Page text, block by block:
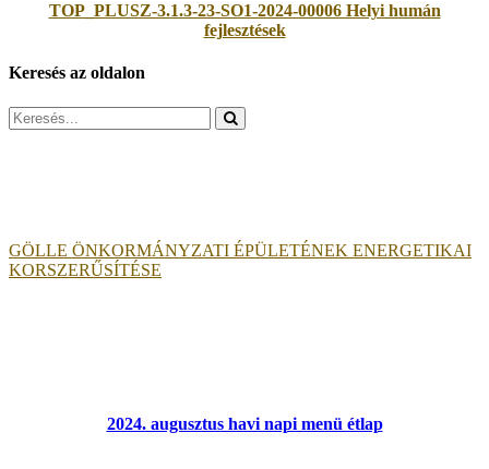
TOP_PLUSZ-3.1.3-23-SO1-2024-00006 Helyi humán
fejlesztések
Keresés az oldalon
Search
for:
GÖLLE ÖNKORMÁNYZATI ÉPÜLETÉNEK ENERGETIKAI
KORSZERŰSÍTÉSE
2024. augusztus havi napi menü étlap